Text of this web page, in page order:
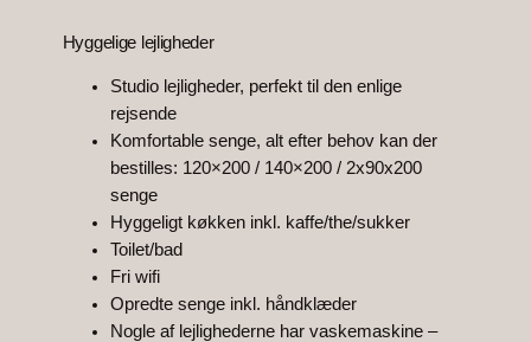
Hyggelige lejligheder
Studio lejligheder, perfekt til den enlige
rejsende
Komfortable senge, alt efter behov kan der
bestilles: 120×200 / 140×200 / 2x90x200
senge
Hyggeligt køkken inkl. kaffe/the/sukker
Toilet/bad
Fri wifi
Opredte senge inkl. håndklæder
Nogle af lejlighederne har vaskemaskine –